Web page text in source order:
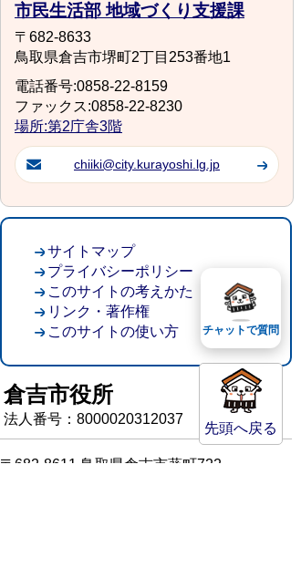
市民生活部 地域づくり支援課
〒682-8633
鳥取県倉吉市堺町2丁目253番地1
電話番号:0858-22-8159
ファックス:0858-22-8230
場所:第2庁舎3階
chiiki@city.kurayoshi.lg.jp
先頭へ戻る
サイトマップ
プライバシーポリシー
このサイトの考えかた
リンク・著作権
このサイトの使い方
倉吉市役所
法人番号：8000020312037
〒682-8611 鳥取県倉吉市葵町722
チャットで質問